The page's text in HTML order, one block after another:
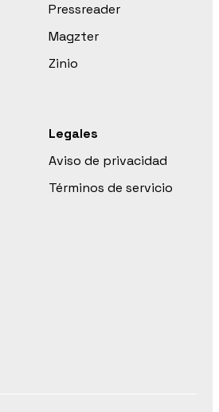
Pressreader
Magzter
Zinio
Legales
Aviso de privacidad
Términos de servicio